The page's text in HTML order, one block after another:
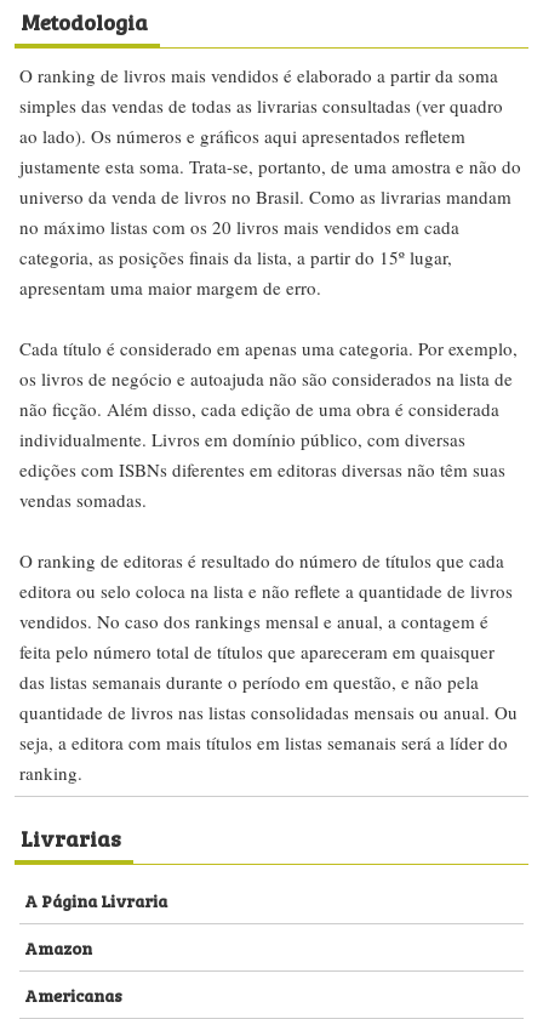
Metodologia
O ranking de livros mais vendidos é elaborado a partir da soma
simples das vendas de todas as livrarias consultadas (ver quadro
ao lado). Os números e gráficos aqui apresentados refletem
justamente esta soma. Trata-se, portanto, de uma amostra e não do
universo da venda de livros no Brasil. Como as livrarias mandam
no máximo listas com os 20 livros mais vendidos em cada
categoria, as posições finais da lista, a partir do 15º lugar,
apresentam uma maior margem de erro.
Cada título é considerado em apenas uma categoria. Por exemplo,
os livros de negócio e autoajuda não são considerados na lista de
não ficção. Além disso, cada edição de uma obra é considerada
individualmente. Livros em domínio público, com diversas
edições com ISBNs diferentes em editoras diversas não têm suas
vendas somadas.
O ranking de editoras é resultado do número de títulos que cada
editora ou selo coloca na lista e não reflete a quantidade de livros
vendidos. No caso dos rankings mensal e anual, a contagem é
feita pelo número total de títulos que apareceram em quaisquer
das listas semanais durante o período em questão, e não pela
quantidade de livros nas listas consolidadas mensais ou anual. Ou
seja, a editora com mais títulos em listas semanais será a líder do
ranking.
Livrarias
A Página Livraria
Amazon
Americanas